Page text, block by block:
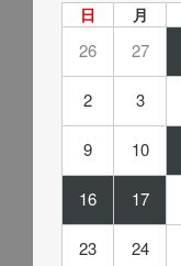
日 月
26 27
2 3
9 10
16 17
23 24